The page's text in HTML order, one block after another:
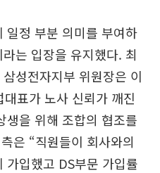
일정 부분 의미를 부여하
는 입장을 유지했다. 최
성전자지부 위원장은 이
표가 노사 신뢰가 깨진
생을 위해 조합의 협조를
은 “직원들이 회사와의
가입했고 DS부문 가입률